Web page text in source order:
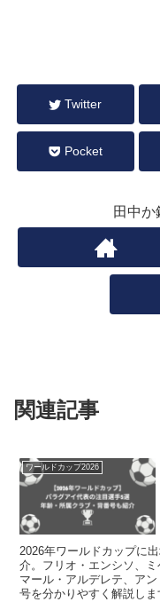
Twitter
Pocket
田中か
関連記事
ワールドカップ2026
2026年ワールドカップに
介。フリオ・エンシソ、
マール・アルデレテ、ア
号を分かりやすく解説しま